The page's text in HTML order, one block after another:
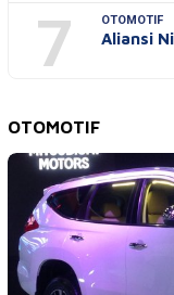
7 OTOMOTIF
Aliansi
OTOMOTIF